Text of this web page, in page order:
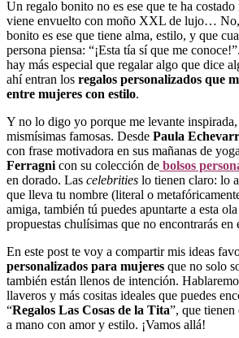
Un regalo bonito no es ese que te ha
viene envuelto con moño XXL de lujo…
bonito es ese que tiene alma, estilo, y que
persona piensa: “¡Esta tía sí que me
hay más especial que regalar algo que dice
ahí entran los regalos personalizados que
entre mujeres con estilo.
Y no lo digo yo porque me levante
mismísimas famosas. Desde Paula
con frase motivadora en sus mañanas de
Ferragni con su colección de bolsos
en dorado. Las celebrities lo tienen claro: lo
que lleva tu nombre (literal o
amiga, también tú puedes apuntarte a esta
propuestas chulísimas que no encontrarás en
En este post te voy a compartir mis ideas
personalizados para mujeres que no solo
también están llenos de intención.
llaveros y más cositas ideales que puedes
“Regalos Las Cosas de la Tita”, que tienen
a mano con amor y estilo. ¡Vamos allá!